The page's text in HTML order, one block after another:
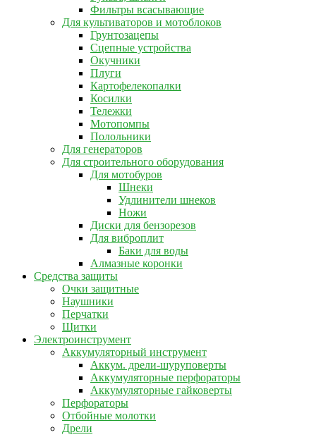
Фильтры всасывающие
Для культиваторов и мотоблоков
Грунтозацепы
Сцепные устройства
Окучники
Плуги
Картофелекопалки
Косилки
Тележки
Мотопомпы
Полольники
Для генераторов
Для строительного оборудования
Для мотобуров
Шнеки
Удлинители шнеков
Ножи
Диски для бензорезов
Для виброплит
Баки для воды
Алмазные коронки
Средства защиты
Очки защитные
Наушники
Перчатки
Щитки
Электроинструмент
Аккумуляторный инструмент
Аккум. дрели-шуруповерты
Аккумуляторные перфораторы
Аккумуляторные гайковерты
Перфораторы
Отбойные молотки
Дрели